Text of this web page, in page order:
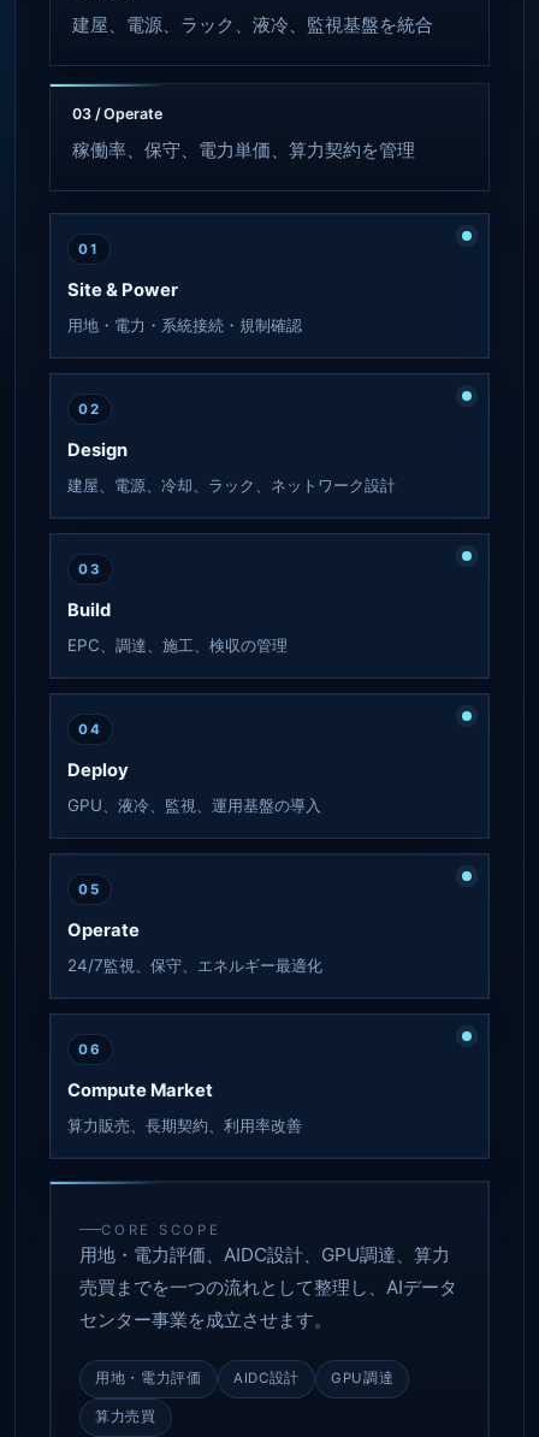
建屋、電源、ラック、液冷、監視基盤を統合
03 / Operate
稼働率、保守、電力単価、算力契約を管理
01
Site & Power
用地・電力・系統接続・規制確認
02
Design
建屋、電源、冷却、ラック、ネットワーク設計
03
Build
EPC、調達、施工、検収の管理
04
Deploy
GPU、液冷、監視、運用基盤の導入
05
Operate
24/7監視、保守、エネルギー最適化
06
Compute Market
算力販売、長期契約、利用率改善
CORE SCOPE
用地・電力評価、AIDC設計、GPU調達、算力
売買までを一つの流れとして整理し、AIデータ
センター事業を成立させます。
用地・電力評価 AIDC設計 GPU調達
算力売買